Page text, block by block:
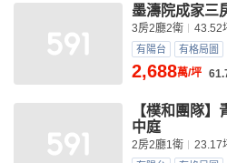
墨濤院成家三
3房2廳2衛 43.52
有陽台 有格局圖
2,688萬/坪
【樸和團隊】
中庭
2房2廳1衛 23.17